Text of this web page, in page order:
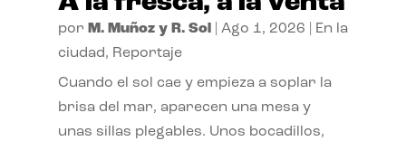
por M. Muñoz y R. Sol| Ago 1, 2026
En la
ciudad, Reportaje
Cuando el sol cae y empieza a soplar la
brisa del mar, aparecen una mesa y
unas sillas plegables. Unos bocadillos,